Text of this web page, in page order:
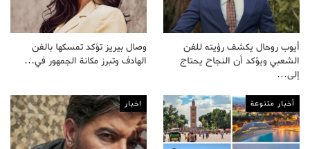
أيوب روحال يكشف رؤيته للفن
الشعبي ويؤكد أن النجاح يحتاج
إلى…
وصال بيريز تؤكد تمسكها بالفن
الهادف وتبرز مكانة الجمهور في…
أخبار متنوعة اخبار